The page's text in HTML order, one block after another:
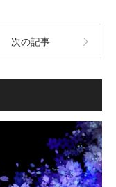
次の記事